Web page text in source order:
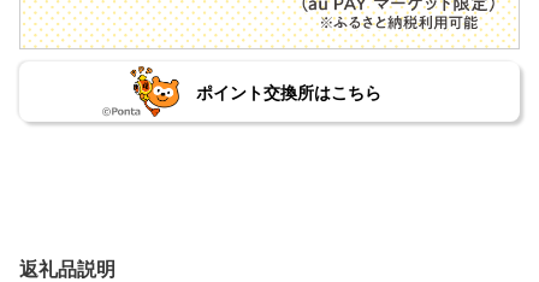
ポイント交換所はこちら
返礼品説明